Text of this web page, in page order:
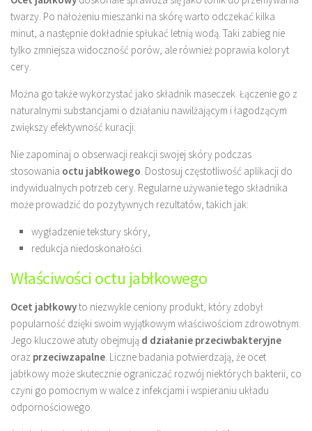
twarzy. Po nałożeniu mieszanki na skórę warto odczekać kilka
minut, a następnie dokładnie spłukać letnią wodą. Taki zabieg nie
tylko zmniejsza widoczność porów, ale również poprawia koloryt
cery.
Można go także wykorzystać jako składnik maseczek. Łączenie go z
naturalnymi substancjami o działaniu nawilżającym i łagodzącym
zwiększy efektywność kuracji.
Nie zapominaj o obserwacji reakcji swojej skóry podczas
stosowania octu jabłkowego. Dostosuj częstotliwość aplikacji do
indywidualnych potrzeb cery. Regularne używanie tego składnika
może prowadzić do pozytywnych rezultatów, takich jak:
wygładzenie tekstury skóry,
redukcja niedoskonałości.
Właściwości octu jabłkowego
Ocet jabłkowyto niezwykle ceniony produkt, który zdobył
popularność dzięki swoim wyjątkowym właściwościom zdrowotnym.
Jego kluczowe atuty obejmują d działanie przeciwbakteryjne
oraz przeciwzapalne. Liczne badania potwierdzają, że ocet
jabłkowy może skutecznie ograniczać rozwój niektórych bakterii, co
czyni go pomocnym w walce z infekcjami i wspieraniu układu
odpornościowego.